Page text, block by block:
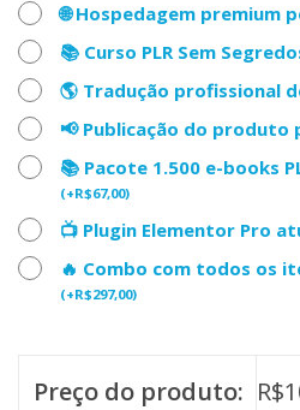
🌐 Hospedagem premium
📚 Curso PLR Sem
🌎 Tradução profissional
📢 Publicação do produto
📚 Pacote 1.500 e-books
(+R$67,00)
📺 Plugin Elementor Pro
🔥 Combo com todos os
(+R$297,00)
Preço do produto: R$